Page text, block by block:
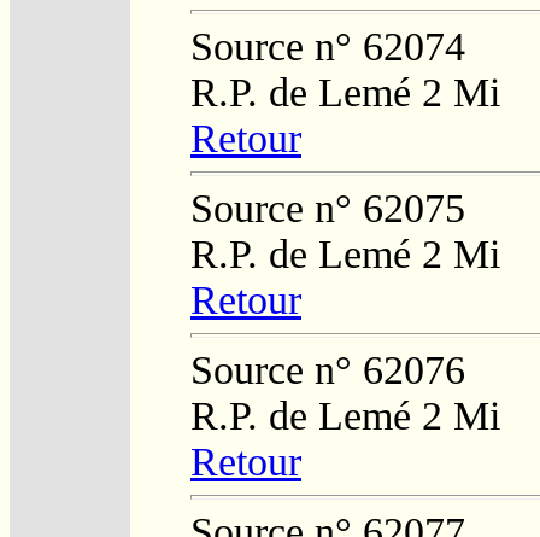
Source n° 62074
R.P. de Lemé 2 Mi
Retour
Source n° 62075
R.P. de Lemé 2 Mi
Retour
Source n° 62076
R.P. de Lemé 2 Mi
Retour